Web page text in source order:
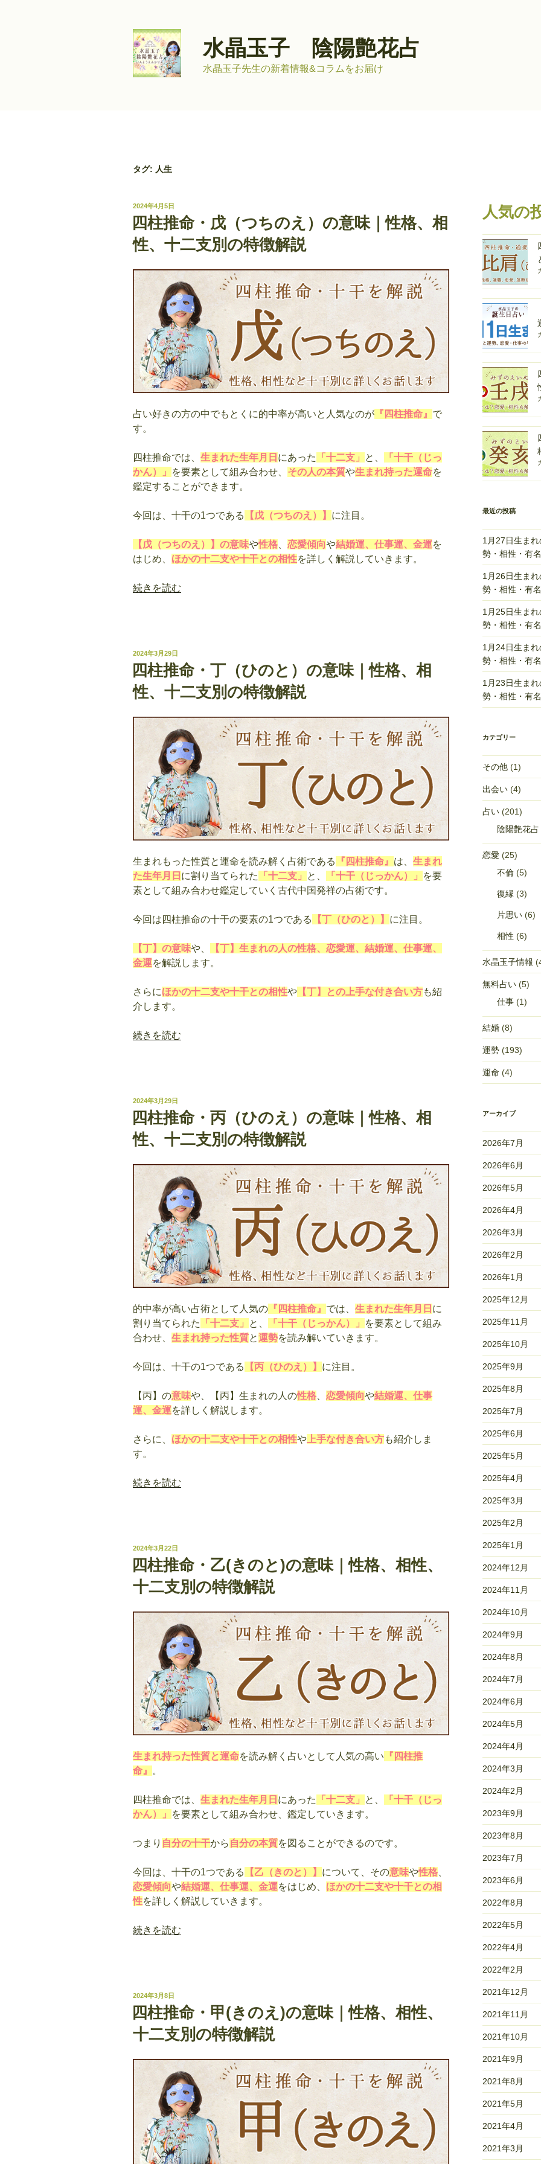
水晶玉子 陰陽艶花占
水晶玉子先生の新着情報&コラムをお届け
タグ: 人生
投
稿
日:
2024年4月5日
四柱推命・戊（つちのえ）の意味｜性格、相
性、十二支別の特徴解説
占い好きの方の中でもとくに的中率が高いと人気なのが 『四柱推命』 で
す。
四柱推命では、 生まれた生年月日 にあった 「十二支」 と、
「十干（じっ
かん）」
を要素として組み合わせ、 その人の本質や生まれ持った運命を
鑑定することができます。
今回は、十干の1つである 【戊（つちのえ）】 に注目。
【戊（つちのえ）】の意味や性格 恋愛傾向や結婚運、仕事運、金運を
はじめ、 ほかの十二支や十干との相性を詳しく解説していきます。
“四
（つ
ち
の
え）
の
味
格、
相
性、
支
別
の
徴
説”
の
続きを読む
投
稿
日:
2024年3月29日
四柱推命・丁（ひのと）の意味｜性格、相
性、十二支別の特徴解説
生まれもった性質と運命を読み解く占術である 『四柱推命』 は、 生まれ
た生年月日 に割り当てられた 「十二支」 と、 「十干（じっかん）」
を要
素として組み合わせ鑑定していく古代中国発祥の占術です。
今回は四柱推命の十干の要素の1つである 【丁（ひのと）】 に注目。
【丁】の意味や、
【丁】生まれの人の性格、恋愛運、結婚運、仕事運、
金運を解説します。
さらにほかの十二支や十干との相性や 【丁】との上手な付き合い方も紹
介します。
“四
（ひ
の
と）
の
意
｜
格、
性、
十
別
の
特
解
の
続きを読む
投
稿
日:
2024年3月29日
四柱推命・丙（ひのえ）の意味｜性格、相
性、十二支別の特徴解説
的中率が高い占術として人気の 『四柱推命』 では、 生まれた生年月日 に
割り当てられた
「十二支」 と、 「十干（じっかん）」
を要素として組み
合わせ、 生まれ持った性質と運勢を読み解いていきます。
今回は、十干の1つである 【丙（ひのえ）】 に注目。
【丙】の意味や、【丙】生まれの人の性格 恋愛傾向や結婚運、仕事
運、金運を詳しく解説します。
さらに、 ほかの十二支や十干との相性や 上手な付き合い方も紹介しま
す。
“四
（ひ
の
え）
の
意
｜
格、
性、
十
別
の
徴
解
の
続きを読む
投
稿
日:
2024年3月22日
四柱推命・乙(きのと)の意味｜性格、相性、
十二支別の特徴解説
生まれ持った性質と運命を読み解く占いとして人気の高い 『四柱推
命』
。
四柱推命では、 生まれた生年月日 にあった 「十二支」 と、
「十干（じっ
かん）」
を要素として組み合わせ、鑑定していきます。
つまり 自分の十干から 自分の本質を図ることができるのです。
今回は、十干の1つである 【乙（きのと）】 について、その意味や性格
恋愛傾向や結婚運、仕事運、金運をはじめ、 ほかの十二支や十干との相
性を詳しく解説していきます。
“四
の
と)
の
意
｜
格、
性、
十
続きを読む
投
稿
日:
2024年3月8日
四柱推命・甲(きのえ)の意味｜性格、相性、
十二支別の特徴解説
人気の
最近の投稿
1月27日生ま
勢・相性・有
1月26日生ま
勢・相性・有
1月25日生ま
勢・相性・有
1月24日生ま
勢・相性・有
1月23日生ま
勢・相性・有
カテゴリー
その他(1)
出会い(4)
占い(201)
陰陽艶花占
恋愛(25)
不倫(5)
復縁 (3)
片思い(6)
相性 (6)
水晶玉子情報
無料占い(5)
仕事(1)
結婚(8)
運勢(193)
運命 (4)
アーカイブ
2026年7月
2026年6月
2026年5月
2026年4月
2026年3月
2026年2月
2026年1月
2025年12月
2025年11月
2025年10月
2025年9月
2025年8月
2025年7月
2025年6月
2025年5月
2025年4月
2025年3月
2025年2月
2025年1月
2024年12月
2024年11月
2024年10月
2024年9月
2024年8月
2024年7月
2024年6月
2024年5月
2024年4月
2024年3月
2024年2月
2023年9月
2023年8月
2023年7月
2023年6月
2022年8月
2022年5月
2022年4月
2022年2月
2021年12月
2021年11月
2021年10月
2021年9月
2021年8月
2021年5月
2021年4月
2021年3月